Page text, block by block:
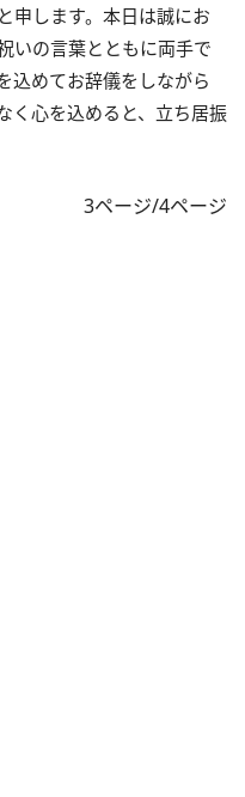
します。本日は誠にお
いの言葉とともに両手で
込めてお辞儀をしながら
く心を込めると、立ち居振
3ページ/4ページ